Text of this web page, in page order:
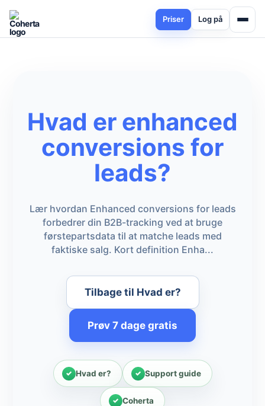
Priser Log på
Hvad er enhanced
conversions for
leads?
Lær hvordan Enhanced conversions for leads
forbedrer din B2B-tracking ved at bruge
førstepartsdata til at matche leads med
faktiske salg. Kort definition Enha...
Tilbage til Hvad er?
Prøv 7 dage gratis
Hvad er? Support guide
Coherta